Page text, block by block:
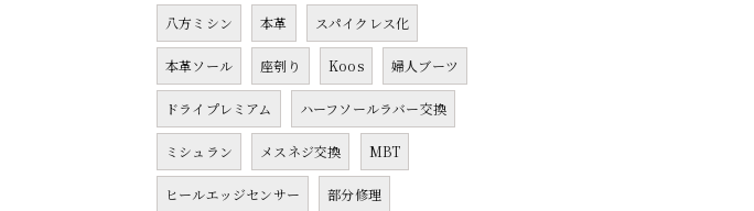
八方ミシン 本革 スパイクレス化
本革ソール 座刳り Koos 婦人ブーツ
ドライプレミアム ハーフソールラバー交換
ミシュラン メスネジ交換 MBT
ヒールエッジセンサー 部分修理